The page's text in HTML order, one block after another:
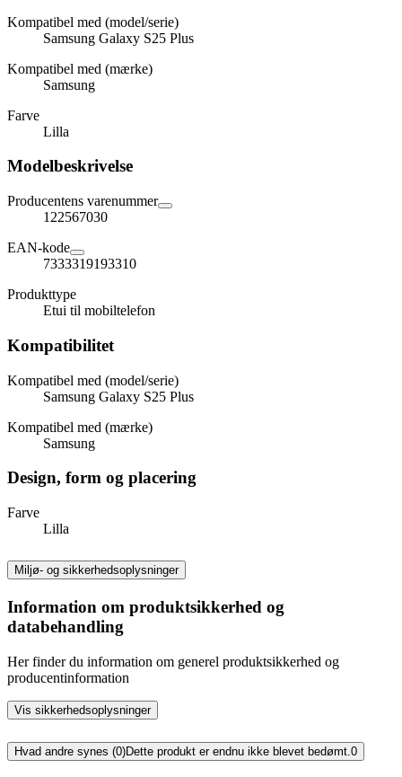
Kompatibel med (model/serie)
Samsung Galaxy S25 Plus
Kompatibel med (mærke)
Samsung
Farve
Lilla
Modelbeskrivelse
Producentens varenummer
122567030
EAN-kode
7333319193310
Produkttype
Etui til mobiltelefon
Kompatibilitet
Kompatibel med (model/serie)
Samsung Galaxy S25 Plus
Kompatibel med (mærke)
Samsung
Design, form og placering
Farve
Lilla
Miljø- og sikkerhedsoplysninger
Information om produktsikkerhed og
databehandling
Her finder du information om generel produktsikkerhed og
producentinformation
Vis sikkerhedsoplysninger
Hvad andre synes (0)Dette produkt er endnu ikke blevet bedømt.0